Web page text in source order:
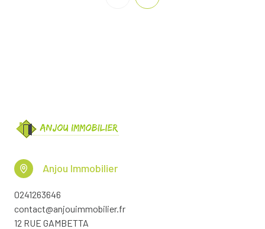
Anjou Immobilier
0241263646
contact@anjouimmobilier.fr
12 RUE GAMBETTA